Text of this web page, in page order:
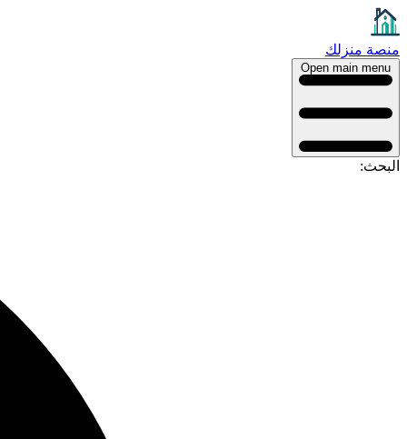
منصة منزلك
Open main menu
البحث: